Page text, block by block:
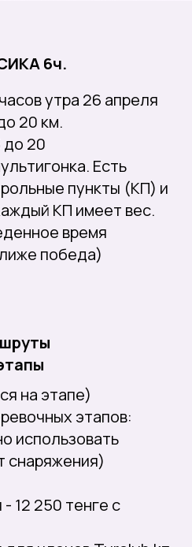
6ч.
утра 26 апреля
20 км.
до 20
Есть
пункты (КП) и
КП имеет вес.
время
победа)
на этапе)
этапов:
использовать
снаряжения)
12 250 тенге с